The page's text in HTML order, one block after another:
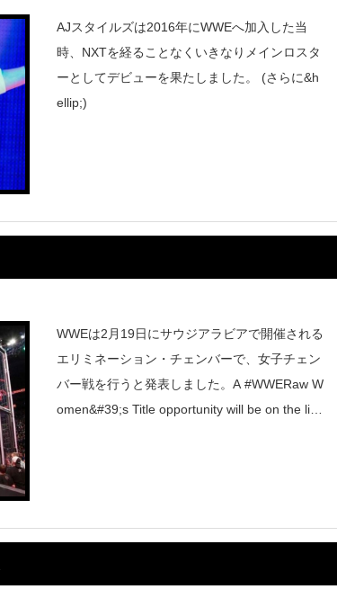
AJスタイルズは2016年にWWEへ加入した当
時、NXTを経ることなくいきなりメインロスタ
ーとしてデビューを果たしました。 (さらに&h
ellip;)
WWEは2月19日にサウジアラビアで開催される
エリミネーション・チェンバーで、女子チェン
バー戦を行うと発表しました。A #WWERaw W
omen&#39;s Title opportunity will be on the lin